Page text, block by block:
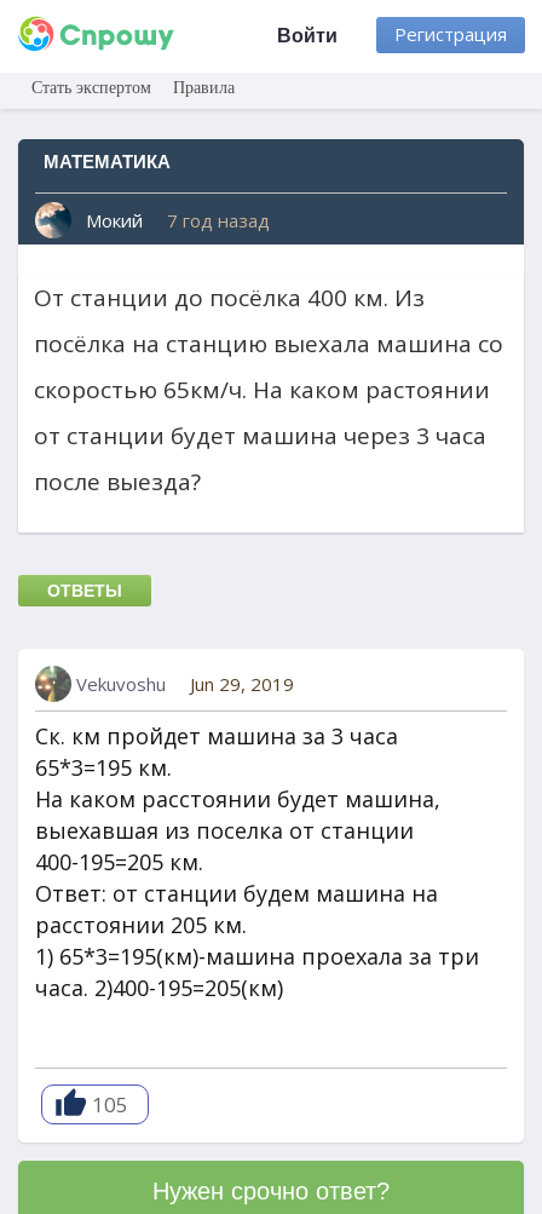
Регистрация
Войти
Стать экспертом Правила
МАТЕМАТИКА
Мокий 7 год назад
От станции до посёлка 400 км. Из
посёлка на станцию выехала машина со
скоростью 65км/ч. На каком растоянии
от станции будет машина через 3 часа
после выезда?
ОТВЕТЫ
Vekuvoshu Jun 29, 2019
Ск. км пройдет машина за 3 часа
65*3=195 км.
На каком расстоянии будет машина,
выехавшая из поселка от станции
400-195=205 км.
Ответ: от станции будем машина на
расстоянии 205 км.
1) 65*3=195(км)-машина проехала за три
часа. 2)400-195=205(км)
105
Нужен срочно ответ?